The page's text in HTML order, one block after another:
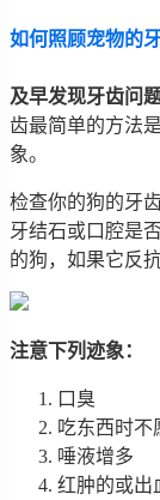
如何照顾宠物的
及早发现牙齿问
齿最简单的方法
象。
检查你的狗的牙
牙结石或口腔是
的狗，如果它反
注意下列迹象：
口臭
吃东西时不
唾液增多
红肿的或出